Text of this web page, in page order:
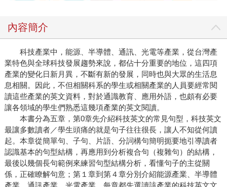
內容簡介
科技產業中，能源、半導體、通訊、光電等產業，從台灣產
業特色與全球科技發展趨勢來說，都佔十分重要的地位，這四項
產業的變化日新月異，不斷有新的發展，同時也與大眾的生活息
息相關。因此，不但相關科系的學生或相關產業的人員要經常閱
讀這些產業的英文資料，對於通識教育、應用外語，也頗有必要
讓各領域的學生們熟悉這幾項產業的英文閱讀。
本書分為五章，第0章先介紹科技英文的常見句型，科技英文
最讓多數讀者／學生頭痛的就是句子往往很長，讓人不知從何讀
起。本章從簡單句、子句、片語、分詞構句簡明扼要地引導讀者
認識基本的句型結構，再應用到分析複合句（複雜句）的結構，
最後以幾個長句範例來練習句型結構分析，看懂句子的主從關
係，正確瞭解句意；第１章到第４章分別介紹能源產業、半導體
產業、通訊產業、光電產業，每章都先選讀該產業的科技英文文